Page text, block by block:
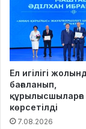
Ел игілігі
бағаланып,
көрсетілді
7.08.2026